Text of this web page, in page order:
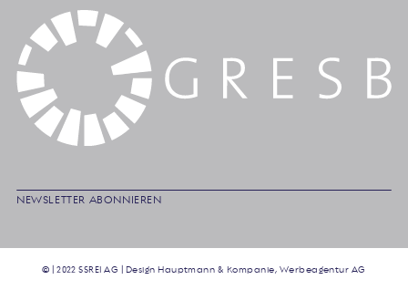
NEWSLETTER ABONNIEREN
© | 2022 SSREI AG | Design Hauptmann & Kompanie, Werbeagentur AG